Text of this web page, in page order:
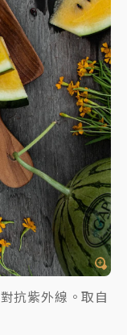
抗紫外線。取自